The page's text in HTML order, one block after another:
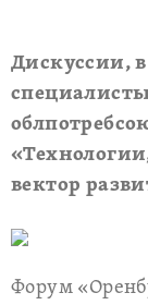
Дискуссии,
вектор
Форум